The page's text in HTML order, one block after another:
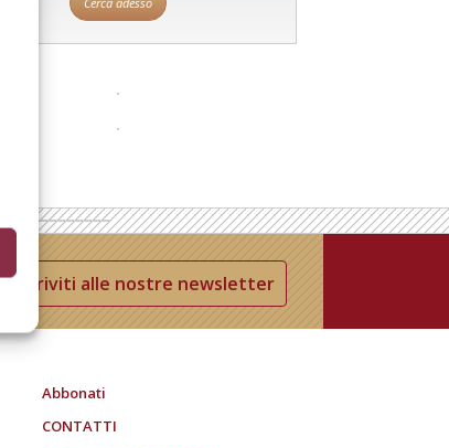
Iscriviti alle nostre newsletter
Abbonati
CONTATTI